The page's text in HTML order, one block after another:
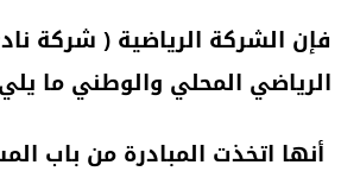
فإن الشركة الرياضية ( شركة
الرياضي المحلي والوطني ما
أنها اتخذت المبادرة من باب